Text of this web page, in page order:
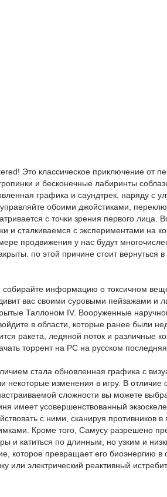
Это классическое приключение от
и бесконечные лабиринты
графика и саундтрек, наряду с
обоими джойстиками,
с точки зрения первого лица.
сталкиваемся с экспериментами на
продвижения у нас будут
по этой причине стоит
информацию о токсичном
вас своими суровыми пейзажами и
Таллоном IV. Вооруженные
в области, которые ранее были
ракета, ледяной поток и различные
торрент на PC на русском последняя
стала обновленная графика с
изменения в игру. В отличие
сложности вы можете
имеет усовершенствованный
с ними, сканируя противников
Кроме того, Самусу разрешено
и катиться по длинным, но узким и
которое превращает его биоэнергию
электрический реактивный